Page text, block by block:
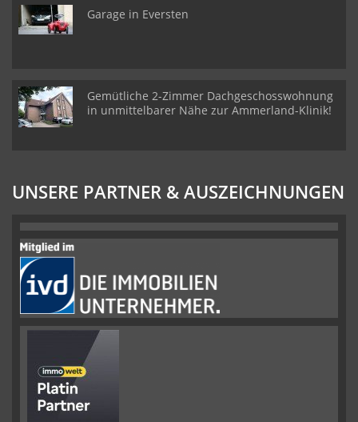
Garage in Eversten
Gemütliche 2-Zimmer Dachgeschosswohnung
in unmittelbarer Nähe zur Ammerland-Klinik!
UNSERE PARTNER & AUSZEICHNUNGEN